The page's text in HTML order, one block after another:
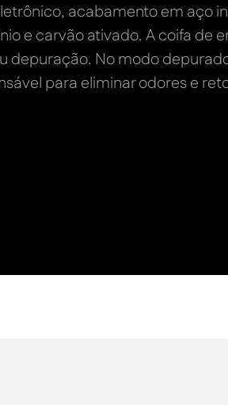
acabamento em aço
e carvão ativado. A coifa de
depuração. No modo
para eliminar odores e